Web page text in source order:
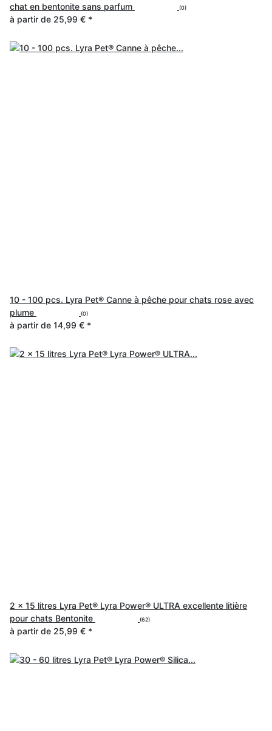
chat en bentonite sans parfum
(0)
à partir de 25,99 € *
10 - 100 pcs. Lyra Pet® Canne à pêche pour chats rose avec
plume
(0)
à partir de 14,99 € *
2 x 15 litres Lyra Pet® Lyra Power® ULTRA excellente litière
pour chats Bentonite
(62)
à partir de 25,99 € *